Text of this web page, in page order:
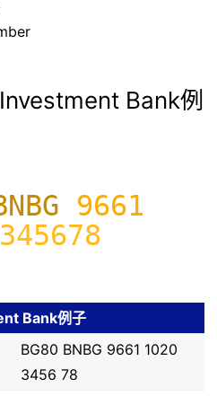
Bank例
9661
Bank例子
BG80 BNBG 9661 1020
3456 78